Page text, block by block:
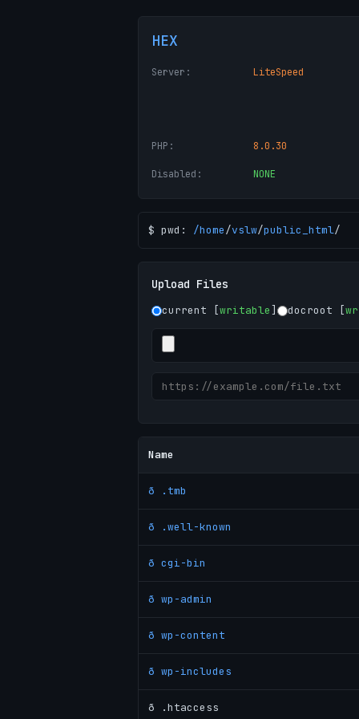
HEX
Server: LiteSpeed
PHP: 8.0.30
Disabled: NONE
$ pwd: /home/vslw/public_html/
Upload Files
current [writable] docroot [
Name
ð .tmb
ð .well-known
ð cgi-bin
ð wp-admin
ð wp-content
ð wp-includes
ð .htaccess